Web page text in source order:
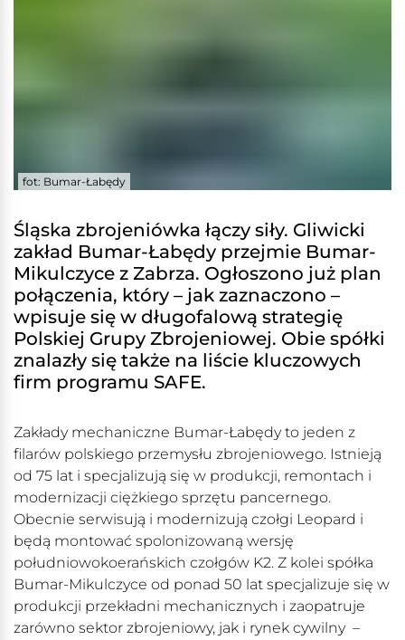
fot: Bumar-Łabędy
Śląska zbrojeniówka łączy siły. Gliwicki
zakład Bumar-Łabędy przejmie Bumar-
Mikulczyce z Zabrza. Ogłoszono już plan
połączenia, który – jak zaznaczono –
wpisuje się w długofalową strategię
Polskiej Grupy Zbrojeniowej. Obie spółki
znalazły się także na liście kluczowych
firm programu SAFE.
Zakłady mechaniczne Bumar-Łabędy to jeden z
filarów polskiego przemysłu zbrojeniowego. Istnieją
od 75 lat i specjalizują się w produkcji, remontach i
modernizacji ciężkiego sprzętu pancernego.
Obecnie serwisują i modernizują czołgi Leopard i
będą montować spolonizowaną wersję
południowokoerańskich czołgów K2. Z kolei spółka
Bumar-Mikulczyce od ponad 50 lat specjalizuje się w
produkcji przekładni mechanicznych i zaopatruje
zarówno sektor zbrojeniowy, jak i rynek cywilny –